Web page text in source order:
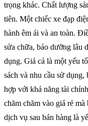
trọng khác. Chất lượng
tiên. Một chiếc xe đạp
hành êm ái và an toàn.
sửa chữa, bảo dưỡng lâu
dụng. Giá cả là một yếu
sách và nhu cầu sử
hợp với khả năng tài
chăm chăm vào giá rẻ
dịch vụ sau bán hàng là